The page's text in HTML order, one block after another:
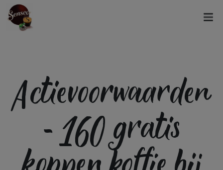
Actievoorwaarden
- 160 gratis